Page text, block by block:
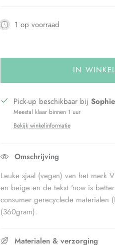
1 op voorraad
IN
Pick-up beschikbaar bij
Meestal klaar binnen 1 uur
Bekijk winkelinformatie
Omschrijving
Leuke sjaal (vegan) van het merk
en beige en de tekst 'now is
consumer gerecyclede materialen
(360gram).
Materialen & verzorging